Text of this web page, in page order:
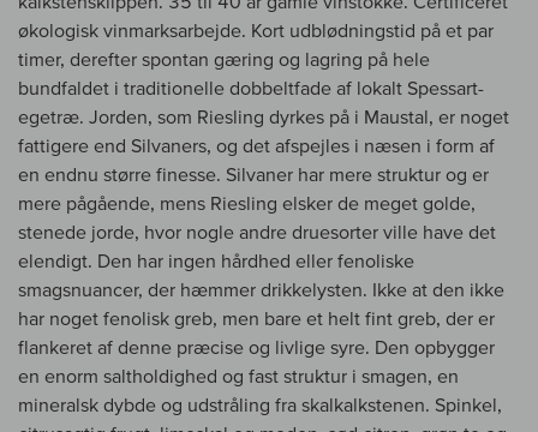
økologisk vinmarksarbejde. Kort udblødningstid på et par
timer, derefter spontan gæring og lagring på hele
bundfaldet i traditionelle dobbeltfade af lokalt Spessart-
egetræ. Jorden, som Riesling dyrkes på i Maustal, er noget
fattigere end Silvaners, og det afspejles i næsen i form af
en endnu større finesse. Silvaner har mere struktur og er
mere pågående, mens Riesling elsker de meget golde,
stenede jorde, hvor nogle andre druesorter ville have det
elendigt. Den har ingen hårdhed eller fenoliske
smagsnuancer, der hæmmer drikkelysten. Ikke at den ikke
har noget fenolisk greb, men bare et helt fint greb, der er
flankeret af denne præcise og livlige syre. Den opbygger
en enorm saltholdighed og fast struktur i smagen, en
mineralsk dybde og udstråling fra skalkalkstenen. Spinkel,